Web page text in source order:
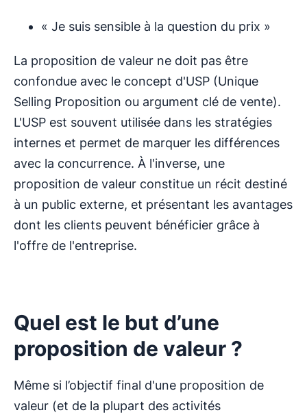
« Je suis sensible à la question du prix »
La proposition de valeur ne doit pas être
confondue avec le concept d'USP (Unique
Selling Proposition ou argument clé de vente).
L'USP est souvent utilisée dans les stratégies
internes et permet de marquer les différences
avec la concurrence. À l'inverse, une
proposition de valeur constitue un récit destiné
à un public externe, et présentant les avantages
dont les clients peuvent bénéficier grâce à
l'offre de l'entreprise.
Quel est le but d’une
proposition de valeur ?
Même si l’objectif final d'une proposition de
valeur (et de la plupart des activités